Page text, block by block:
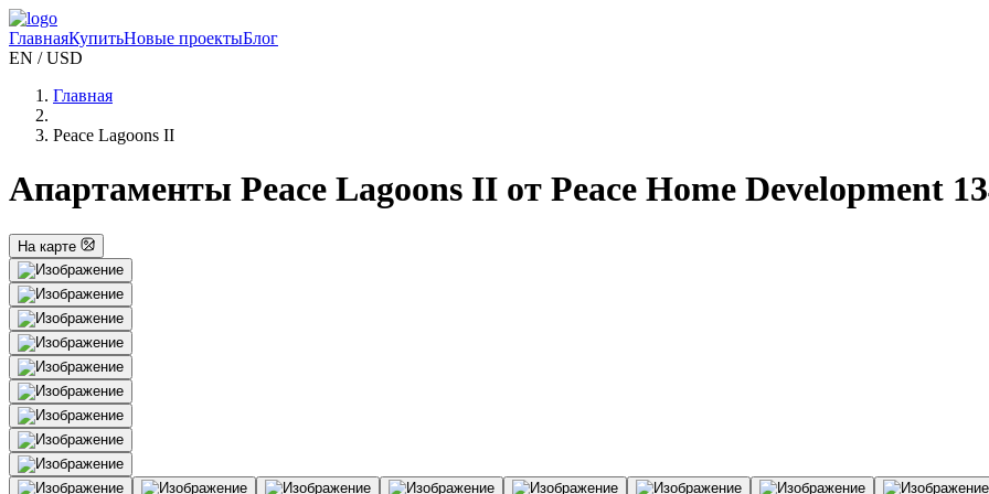
ГлавнаяКупитьНовые проектыБлог
EN / USD
Главная
Peace Lagoons II
Апартаменты Peace Lagoons II от Peace Home Development
На карте